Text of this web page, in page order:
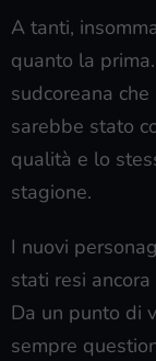
A tanti,
quanto la
sudcoreana che
sarebbe stato
qualità e lo
stagione.
I nuovi
stati resi
Da un punto di
sempre